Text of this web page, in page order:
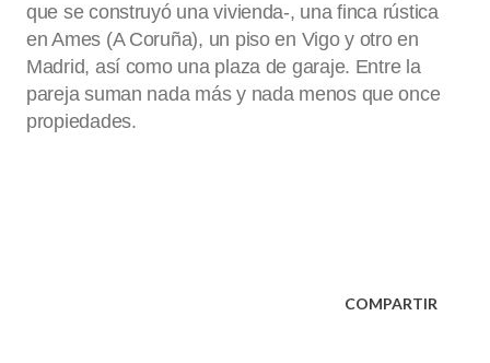
que se construyó una vivienda-, una finca rústica
en Ames (A Coruña), un piso en Vigo y otro en
Madrid, así como una plaza de garaje. Entre la
pareja suman nada más y nada menos que once
propiedades.
COMPARTIR